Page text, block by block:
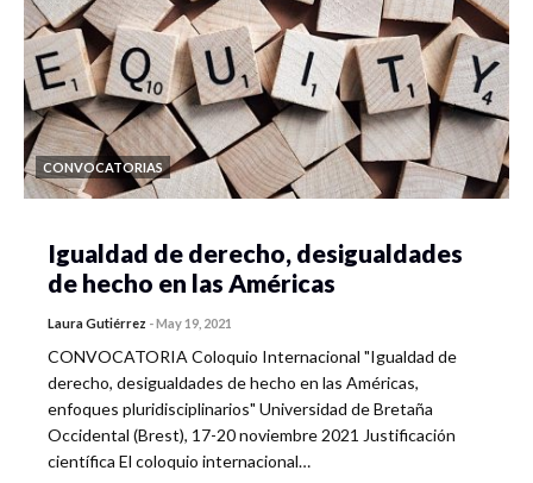
CONVOCATORIAS
Igualdad de derecho, desigualdades
de hecho en las Américas
Laura Gutiérrez -May 19, 2021
CONVOCATORIA Coloquio Internacional "Igualdad de
derecho, desigualdades de hecho en las Américas,
enfoques pluridisciplinarios" Universidad de Bretaña
Occidental (Brest), 17-20 noviembre 2021 Justificación
científica El coloquio internacional…